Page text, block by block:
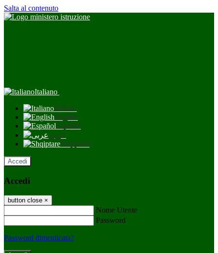
Salta al contenuto
Italiano
Italiano
English
Español
عربى
Shqiptare
Accedi
Accedi
button close ×
Nome Utente
Password
Password dimenticata?